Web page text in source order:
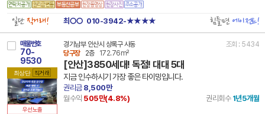
일단직거래! 최○○ 010-3942-★★★★ 힘들면에이전트!
매물번호
70-
9530
최상단 직거래
우선노출
경기남부 안산시 상록구 사동
조회 : 5434
당구장
2층 172.76m²
[안산]3850세대! 독점! 대대 5대
지금 인수하시기 가장 좋은 타이밍입니다.
권리금8,500만
월수익 505만(4.8%) 권리회수 1년5개월